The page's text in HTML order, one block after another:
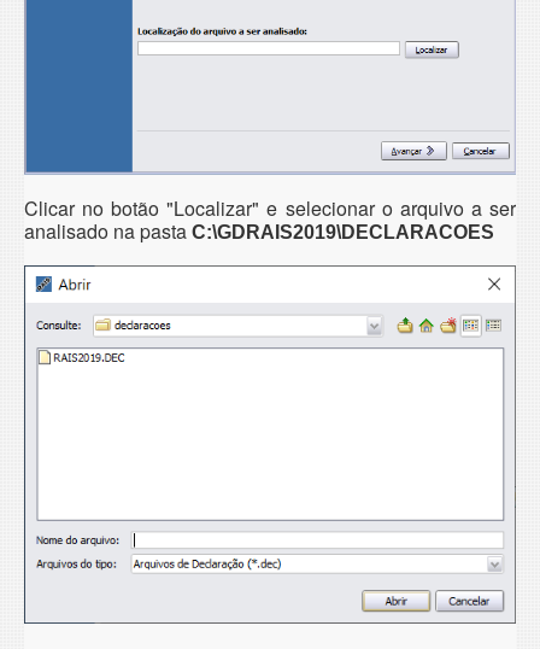
Clicar no botão "Localizar" e selecionar o arquivo a ser
analisado na pasta C:\GDRAIS2019\DECLARACOES